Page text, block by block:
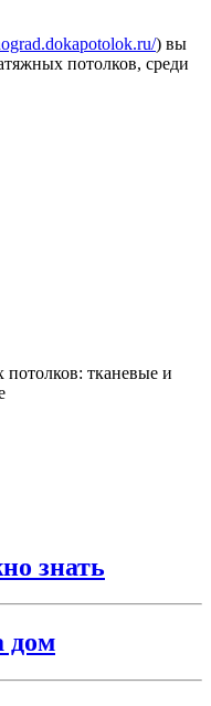
) вы
потолков, среди
знать
дом